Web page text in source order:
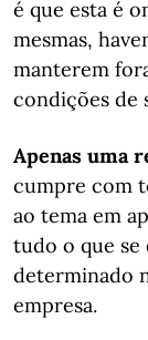
é que esta é
mesmas,
manterem
condições de
Apenas uma
cumpre com
ao tema em
tudo o que se
determinado
empresa.